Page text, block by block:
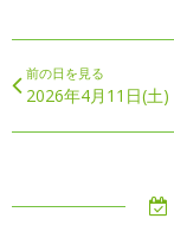
前の日を見る
2026年4月11日(土)